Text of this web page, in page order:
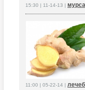
15:30 | 11-14-13 |
11:00 | 05-22-14 |